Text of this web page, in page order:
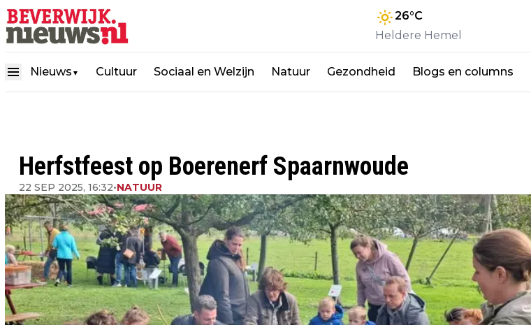
26°C
Heldere Hemel
Nieuws ▼ Cultuur Sociaal en Welzijn Natuur Gezondheid Blogs en columns
Herfstfeest op Boerenerf Spaarnwoude
22 SEP 2025, 16:32•NATUUR